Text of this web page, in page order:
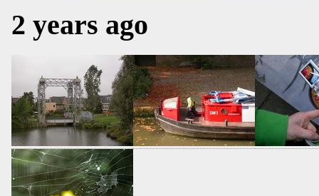
2 years ago